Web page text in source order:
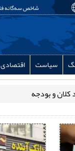
شاخص سه‌گانه
سیاست اقتصادی
و بودجه